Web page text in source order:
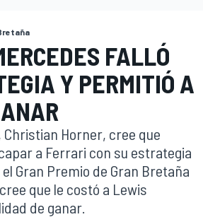
FALLÓ
Y PERMITIÓ A
Christian Horner, cree que
a Ferrari con su estrategia
Gran Premio de Gran Bretaña
que le costó a Lewis
de ganar.